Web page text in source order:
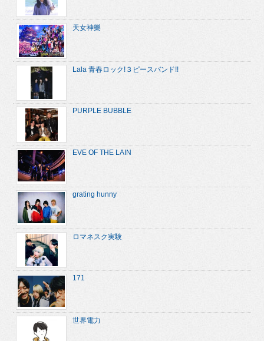
天女神樂
Lala 青春ロック!３ピースバンド!!
PURPLE BUBBLE
EVE OF THE LAIN
grating hunny
ロマネスク実験
171
世界電力